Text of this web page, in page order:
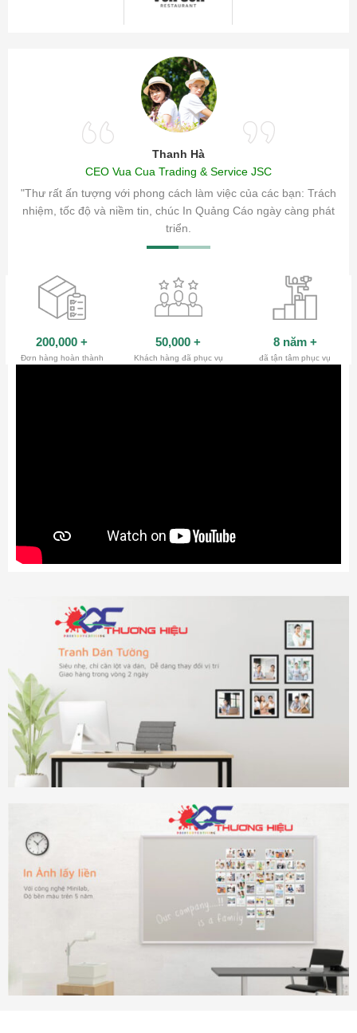
Thanh Hà
CEO Vua Cua Trading & Service JSC
"Thư rất ấn tượng với phong cách làm việc của các bạn: Trách
nhiệm, tốc độ và niềm tin, chúc In Quảng Cáo ngày càng phát
triển.
sóc
200,000 +
Đơn hàng hoàn thành
50,000 +
Khách hàng đã phục vụ
8 năm +
đã tận tâm phục vụ